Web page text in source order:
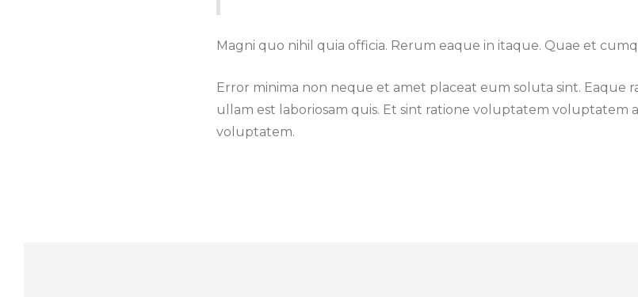
Magni quo nihil quia officia. Rerum eaque in itaque. Quae et
Error minima non neque et amet placeat eum soluta sint. Eaque
ullam est laboriosam quis. Et sint ratione voluptatem voluptatem
voluptatem.